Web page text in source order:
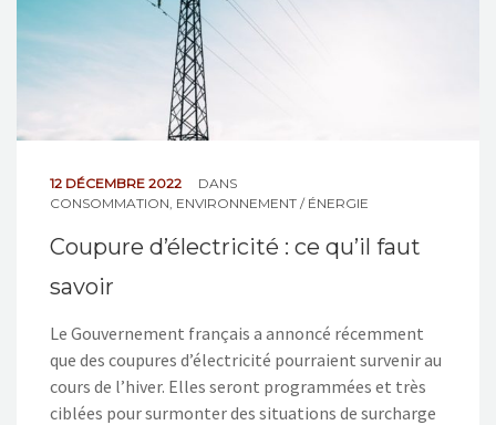
12 DÉCEMBRE 2022
DANS
CONSOMMATION ENVIRONNEMENT / ÉNERGIE
Coupure d’électricité : ce qu’il faut
savoir
Le Gouvernement français a annoncé récemment
que des coupures d’électricité pourraient survenir au
cours de l’hiver. Elles seront programmées et très
ciblées pour surmonter des situations de surcharge